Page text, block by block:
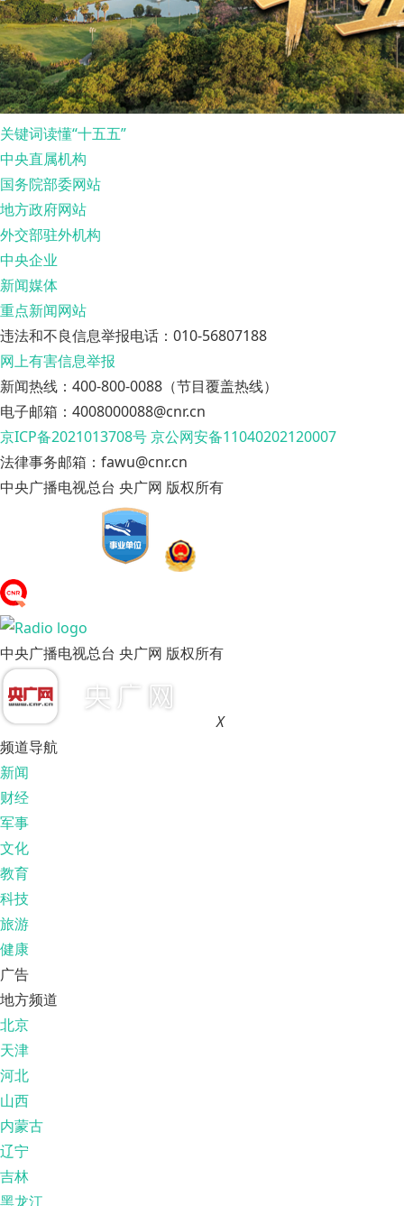
关键词读懂“十五五”
中央直属机构
国务院部委网站
地方政府网站
外交部驻外机构
中央企业
新闻媒体
重点新闻网站
违法和不良信息举报电话：010-56807188
网上有害信息举报
新闻热线：400-800-0088（节目覆盖热线）
电子邮箱：4008000088@cnr.cn
京ICP备2021013708号京公网安备11040202120007
法律事务邮箱：fawu@cnr.cn
中央广播电视总台 央广网 版权所有
中央广播电视总台 央广网 版权所有
X
频道导航
新闻
财经
军事
文化
教育
科技
旅游
健康
广告
地方频道
北京
天津
河北
山西
内蒙古
辽宁
吉林
黑龙江